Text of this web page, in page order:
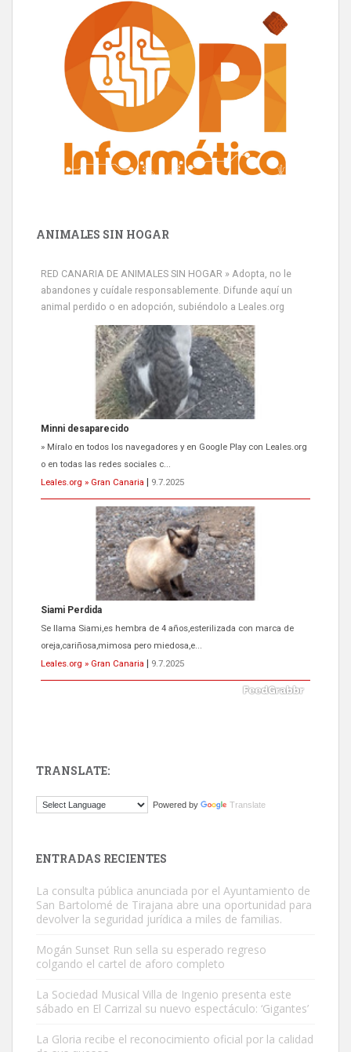
ANIMALES SIN HOGAR
RED CANARIA DE ANIMALES SIN HOGAR » Adopta, no le
abandones y cuídale responsablemente. Difunde aquí un
animal perdido o en adopción, subiéndolo a Leales.org
Minni desaparecido
» Míralo en todos los navegadores y en Google Play con Leales.org
o en todas las redes sociales c...
Leales.org » Gran Canaria
9.7.2025
Siami Perdida
Se llama Siami,es hembra de 4 años,esterilizada con marca de
oreja,cariñosa,mimosa pero miedosa,e...
Leales.org » Gran Canaria
9.7.2025
El ayuntamiento se va a llevar a Los Gatos callejeros de la zona los
Gato manso encontrado
Este gato macho ha aparecido en la calle hace menos de un mes,
es muy manso y extremadamente cari...
TRANSLATE:
Powered by Translate
ENTRADAS RECIENTES
La consulta pública anunciada por el Ayuntamiento de
San Bartolomé de Tirajana abre una oportunidad para
devolver la seguridad jurídica a miles de familias.
Mogán Sunset Run sella su esperado regreso
colgando el cartel de aforo completo
La Sociedad Musical Villa de Ingenio presenta este
sábado en El Carrizal su nuevo espectáculo: ‘Gigantes’
La Gloria recibe el reconocimiento oficial por la calidad